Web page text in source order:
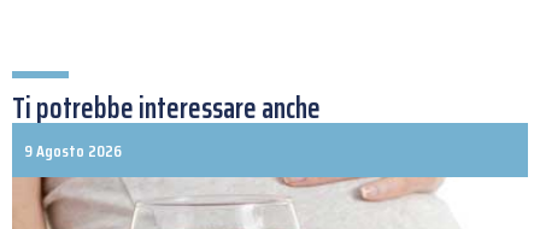
Ti potrebbe interessare anche
9 Agosto 2026